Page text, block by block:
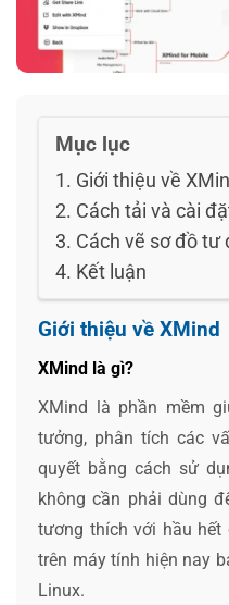
Mục lục
Giới thiệu về
Cách tải và cài
Cách vẽ sơ đồ tư
Kết luận
Giới thiệu về XMind
XMind là gì?
XMind là phần mềm
tưởng, phân tích các
quyết bằng cách sử
không cần phải dùng
tương thích với hầu hết
trên máy tính hiện nay
Linux.